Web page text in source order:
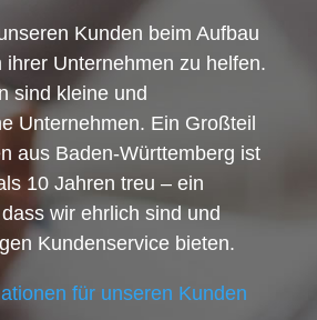
Kunden beim Aufbau
ihrer Unternehmen zu helfen.
sind kleine und
Unternehmen. Ein Großteil
aus Baden-Württemberg ist
10 Jahren treu – ein
wir ehrlich sind und
Kundenservice bieten.
für unseren Kunden